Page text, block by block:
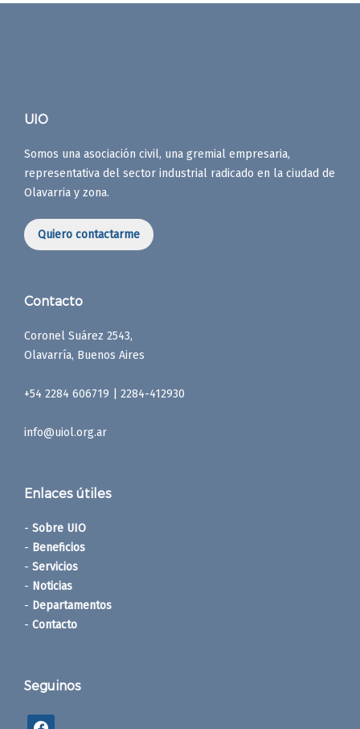
UIO
Somos una asociación civil, una gremial empresaria,
representativa del sector industrial radicado en la ciudad de
Olavarria y zona.
Quiero contactarme
Contacto
Coronel Suárez 2543,
Olavarría, Buenos Aires
+54 2284 606719 | 2284-412930
info@uiol.org.ar
Enlaces útiles
- Sobre UIO
- Beneficios
- Servicios
- Noticias
- Departamentos
- Contacto
Seguinos